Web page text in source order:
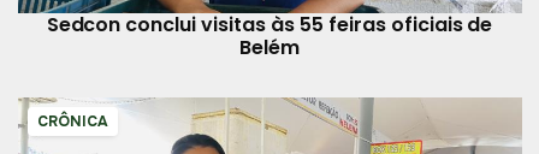
Sedcon conclui visitas às 55 feiras oficiais de
Belém
CRÔNICA